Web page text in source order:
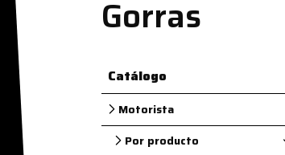
Gorras
Catálogo
Motorista
Por producto